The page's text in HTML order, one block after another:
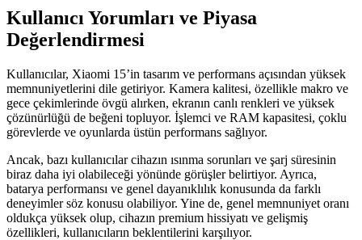
Kullanıcı Yorumları ve Piyasa
Değerlendirmesi
Kullanıcılar, Xiaomi 15’in tasarım ve performans açısından yüksek
memnuniyetlerini dile getiriyor. Kamera kalitesi, özellikle makro ve
gece çekimlerinde övgü alırken, ekranın canlı renkleri ve yüksek
çözünürlüğü de beğeni topluyor. İşlemci ve RAM kapasitesi, çoklu
görevlerde ve oyunlarda üstün performans sağlıyor.
Ancak, bazı kullanıcılar cihazın ısınma sorunları ve şarj süresinin
biraz daha iyi olabileceği yönünde görüşler belirtiyor. Ayrıca,
batarya performansı ve genel dayanıklılık konusunda da farklı
deneyimler söz konusu olabiliyor. Yine de, genel memnuniyet oranı
oldukça yüksek olup, cihazın premium hissiyatı ve gelişmiş
özellikleri, kullanıcıların beklentilerini karşılıyor.